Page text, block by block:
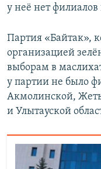
у неё нет филиалов
Партия «Байтак»,
организацией
выборам в
у партии не было
Акмолинской,
и Улытауской